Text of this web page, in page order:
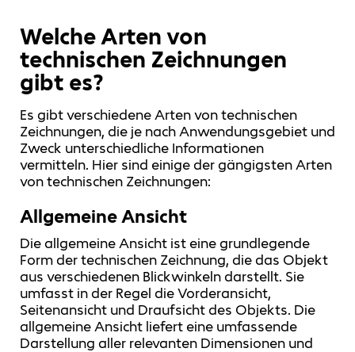
Welche Arten von
technischen Zeichnungen
gibt es?
Es gibt verschiedene Arten von technischen
Zeichnungen, die je nach Anwendungsgebiet und
Zweck unterschiedliche Informationen
vermitteln. Hier sind einige der gängigsten Arten
von technischen Zeichnungen:
Allgemeine Ansicht
Die allgemeine Ansicht ist eine grundlegende
Form der technischen Zeichnung, die das Objekt
aus verschiedenen Blickwinkeln darstellt. Sie
umfasst in der Regel die Vorderansicht,
Seitenansicht und Draufsicht des Objekts. Die
allgemeine Ansicht liefert eine umfassende
Darstellung aller relevanten Dimensionen und